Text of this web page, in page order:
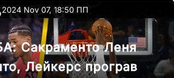
2024 Nov 07, 18:50 ПП
Сакраменто Леня
Лейкерс програв